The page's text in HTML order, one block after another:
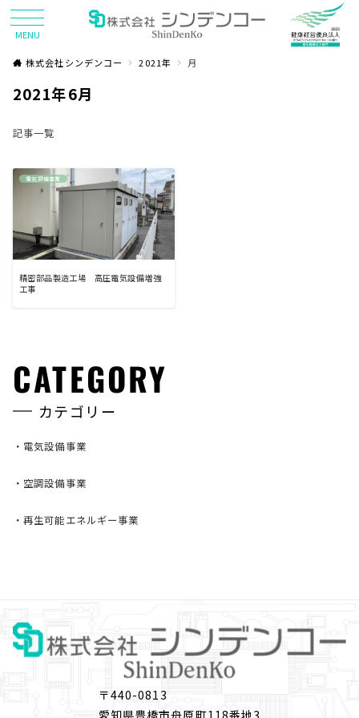
MENU
株式会社シンデンコー 2021年 月
2021年6月
記事一覧
電気設備事業
精密部品製造工場 高圧電気設備増強
工事
CATEGORY
カテゴリー
・ 電気設備事業
・ 空調設備事業
・再生可能エネルギー事業
〒440-0813
愛知県豊橋市舟原町118番地3